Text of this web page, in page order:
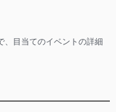
目当てのイベントの詳細